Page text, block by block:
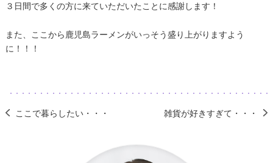
３日間で多くの方に来ていただいたことに感謝します！
また、ここから鹿児島ラーメンがいっそう盛り上がりますよう
に！！！
ここで暮らしたい・・・ 雑貨が好きすぎて・・・